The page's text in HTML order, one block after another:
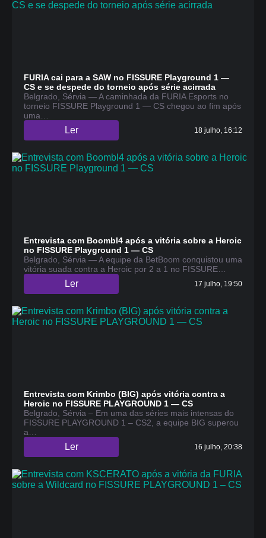
FURIA cai para a SAW no FISSURE Playground 1 —
CS e se despede do torneio após série acirrada
Belgrado, Sérvia — A caminhada da FURIA Esports no
torneio FISSURE Playground 1 — CS chegou ao fim após
uma…
Ler 18 julho, 16:12
Entrevista com Boombl4 após a vitória sobre a Heroic
no FISSURE Playground 1 — CS
Belgrado, Sérvia — A equipe da BetBoom conquistou uma
vitória suada contra a Heroic por 2 a 1 no FISSURE…
Ler 17 julho, 19:50
Entrevista com Krimbo (BIG) após vitória contra a
Heroic no FISSURE PLAYGROUND 1 — CS
Belgrado, Sérvia – Em uma das séries mais intensas do
FISSURE PLAYGROUND 1 – CS2, a equipe BIG superou
a…
Ler 16 julho, 20:38